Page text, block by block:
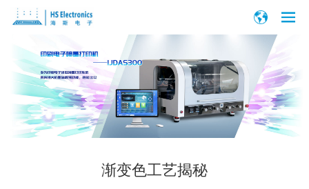
渐变色工艺揭秘